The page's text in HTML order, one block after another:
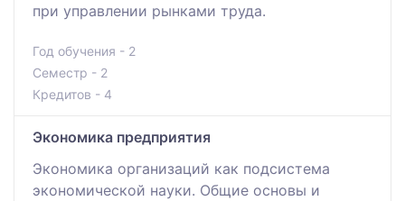
при управлении рынками труда.
Год обучения - 2
Семестр - 2
Кредитов - 4
Экономика предприятия
Экономика организаций как подсистема
экономической науки. Общие основы и